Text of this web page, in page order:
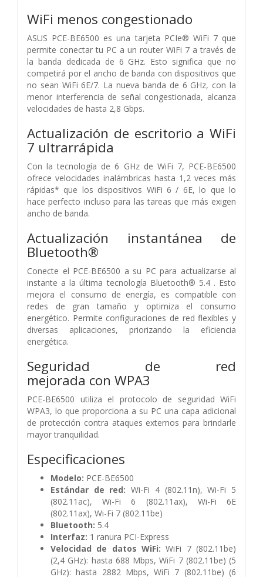
WiFi menos congestionado
ASUS PCE-BE6500 es una tarjeta PCIe® WiFi 7 que
permite conectar tu PC a un router WiFi 7 a través de
la banda dedicada de 6 GHz. Esto significa que no
competirá por el ancho de banda con dispositivos que
no sean WiFi 6E/7. La nueva banda de 6 GHz, con la
menor interferencia de señal congestionada, alcanza
velocidades de hasta 2,8 Gbps.
Actualización de escritorio a WiFi
7 ultrarrápida
Con la tecnología de 6 GHz de WiFi 7, PCE-BE6500
ofrece velocidades inalámbricas hasta 1,2 veces más
rápidas* que los dispositivos WiFi 6 / 6E, lo que lo
hace perfecto incluso para las tareas que más exigen
ancho de banda.
Actualización instantánea de
Bluetooth®
Conecte el PCE-BE6500 a su PC para actualizarse al
instante a la última tecnología Bluetooth® 5.4 . Esto
mejora el consumo de energía, es compatible con
redes de gran tamaño y optimiza el consumo
energético. Permite configuraciones de red flexibles y
diversas aplicaciones, priorizando la eficiencia
energética.
Seguridad de red
mejorada con WPA3
PCE-BE6500 utiliza el protocolo de seguridad WiFi
WPA3, lo que proporciona a su PC una capa adicional
de protección contra ataques externos para brindarle
mayor tranquilidad.
Especificaciones
Modelo: PCE-BE6500
Estándar de red:Wi-Fi 4 (802.11n),Wi-Fi 5
(802.11ac),Wi-Fi 6 (802.11ax), Wi-Fi 6E
(802.11ax), Wi-Fi 7 (802.11be)
Bluetooth: 5.4
Interfaz: 1 ranura PCI-Express
Velocidad de datos WiFi: WiFi 7 (802.11be)
(2,4 GHz): hasta 688 Mbps,WiFi 7 (802.11be) (5
GHz): hasta 2882 Mbps,WiFi 7 (802.11be) (6